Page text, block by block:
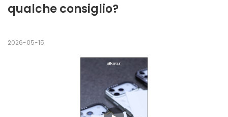
qualche consiglio?
2026-05-15